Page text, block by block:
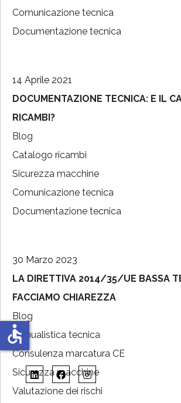
Comunicazione tecnica
Documentazione tecnica
14 Aprile 2021
DOCUMENTAZIONE TECNICA: E IL
RICAMBI?
Blog
Catalogo ricambi
Sicurezza macchine
Comunicazione tecnica
Documentazione tecnica
30 Marzo 2023
LA DIRETTIVA 2014/35/UE BASSA
FACCIAMO CHIAREZZA
Blog
Manualistica tecnica
Consulenza marcatura CE
Sicurezza macchine
Valutazione dei rischi
accessible